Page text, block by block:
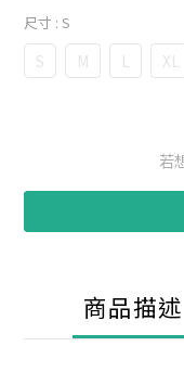
尺寸 : S
S M L XL
若
商品描述